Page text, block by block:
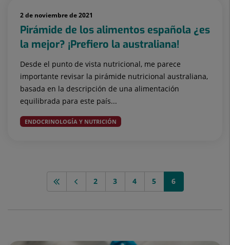
2 de noviembre de 2021
Pirámide de los alimentos española ¿es
la mejor? ¡Prefiero la australiana!
Desde el punto de vista nutricional, me parece
importante revisar la pirámide nutricional australiana,
basada en la descripción de una alimentación
equilibrada para este país...
ENDOCRINOLOGÍA Y NUTRICIÓN
2 3 4 5 6